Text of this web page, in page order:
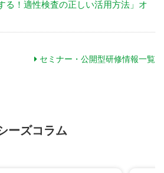
る！適性検査の正しい活用方法」オ
セミナー・公開型研修情報一覧
ーズコラム